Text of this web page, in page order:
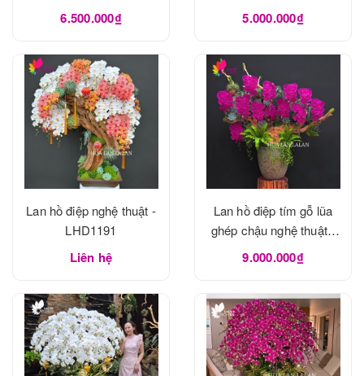
6.500.000₫ 5.000.000₫
Lan hồ điệp nghệ thuật -
LHD1191
Liên hệ
Lan hồ điệp tím gỗ lũa
ghép chậu nghệ thuật -
LHD1190
9.000.000₫